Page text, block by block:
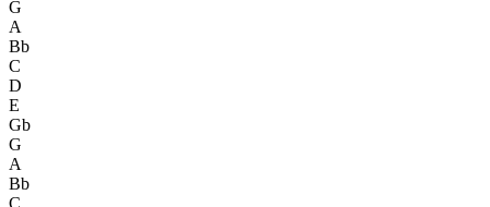
G
A
Bb
C
D
E
Gb
G
A
Bb
C